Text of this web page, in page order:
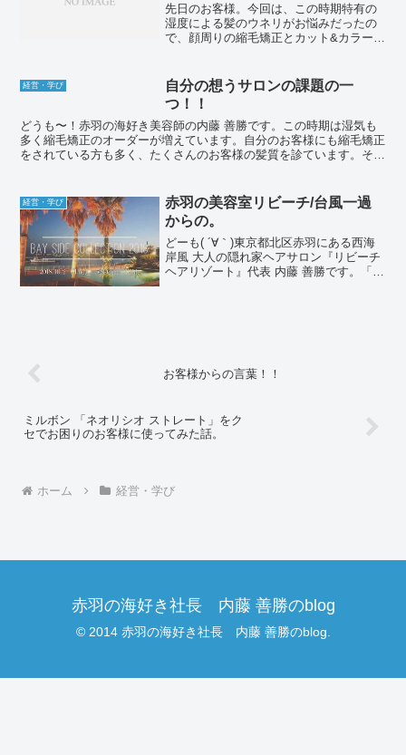
先日のお客様。今回は、この時期特有の
湿度による髪のウネリがお悩みだったの
で、顔周りの縮毛矯正とカット&カラー全
してからローライトを入れて小顔効果
を！カラーは10lvのク...
経営・学び
自分の想うサロンの課題の一
つ！！
どうも〜！赤羽の海好き美容師の内藤 善勝です。この時期は湿気も
多く縮毛矯正のオーダーが増えています。自分のお客様にも縮毛矯正
をされている方も多く、たくさんのお客様の髪質を診ています。その
経営・学び
赤羽の美容室リビーチ/台風一過
からの。
どーも( ´∀｀)東京都北区赤羽にある西海
岸風 大人の隠れ家ヘアサロン『リビーチ
ヘアリゾート』代表 内藤 善勝です。「縮
お客様からの言葉！！
ミルボン 「ネオリシオ ストレート」をク
セでお困りのお客様に使ってみた話。
ホーム 経営・学び
赤羽の海好き社長 内藤 善勝のblog
© 2014 赤羽の海好き社長 内藤 善勝のblog.